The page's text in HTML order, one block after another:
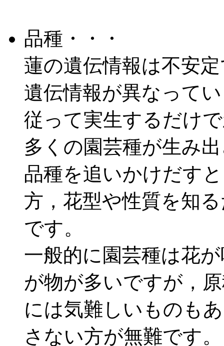
品種・・・
蓮の遺伝情報は不安
遺伝情報が異なって
従って実生するだけ
多くの園芸種が生み
品種を追いかけだす
方，花型や性質を知
です。
一般的に園芸種は花
が物が多いですが，
には気難しいものも
さない方が無難です。